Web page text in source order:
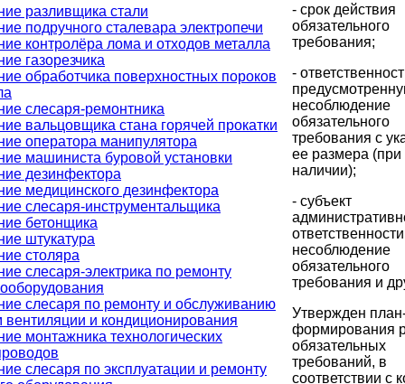
разливщика стали
подручного сталевара электропечи
контролёра лома и отходов металла
газорезчика
обработчика поверхностных пороков
слесаря-ремонтника
вальцовщика стана горячей прокатки
оператора манипулятора
машиниста буровой установки
дезинфектора
медицинского дезинфектора
слесаря-инструментальщика
бетонщика
штукатура
столяра
слесаря-электрика по ремонту
слесаря по ремонту и обслуживанию
вентиляции и кондиционирования
монтажника технологических
слесаря по эксплуатации и ремонту
- срок действия
обязательного
требования;
-
несоблюдение
обязательного
требования с
ее размера (при
наличии);
- субъект
несоблюдение
обязательного
требования и
Утвержден
формирования
обязательных
требований, в
соответствии с